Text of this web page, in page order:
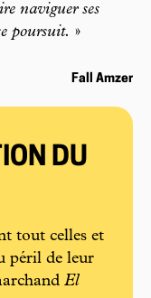
naviguer ses
poursuit. »
Fall Amzer
DU
tout celles et
péril de leur
El